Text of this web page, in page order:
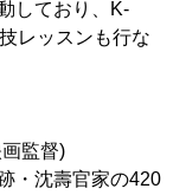
しており、K-
レッスンも行な
監督)
・沈壽官家の420